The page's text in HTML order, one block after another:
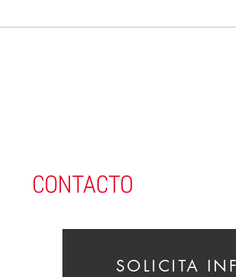
CONTACTO
SOLICITA